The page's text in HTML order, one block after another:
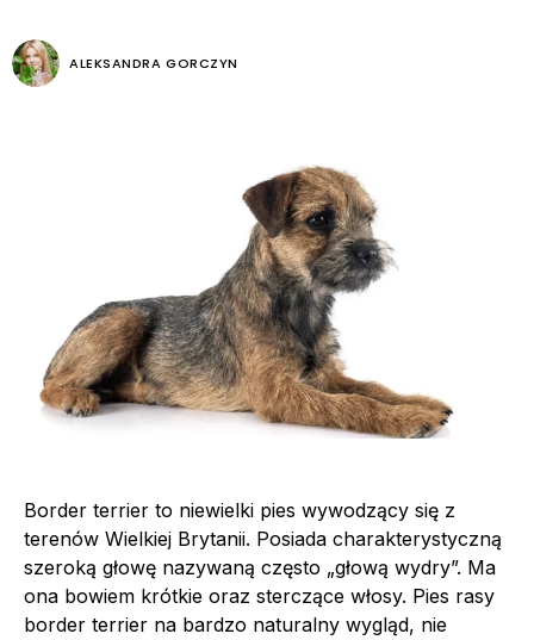
ALEKSANDRA GORCZYN
Border terrier to niewielki pies wywodzący się z
terenów Wielkiej Brytanii. Posiada charakterystyczną
szeroką głowę nazywaną często „głową wydry”. Ma
ona bowiem krótkie oraz sterczące włosy. Pies rasy
border terrier na bardzo naturalny wygląd, nie